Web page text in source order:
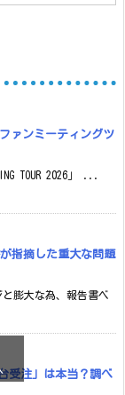
ァンミーティングツ
TOUR 2026」 ...
指摘した重大な問題
膨大な為、報告書ベ
受注」は本当？調べ